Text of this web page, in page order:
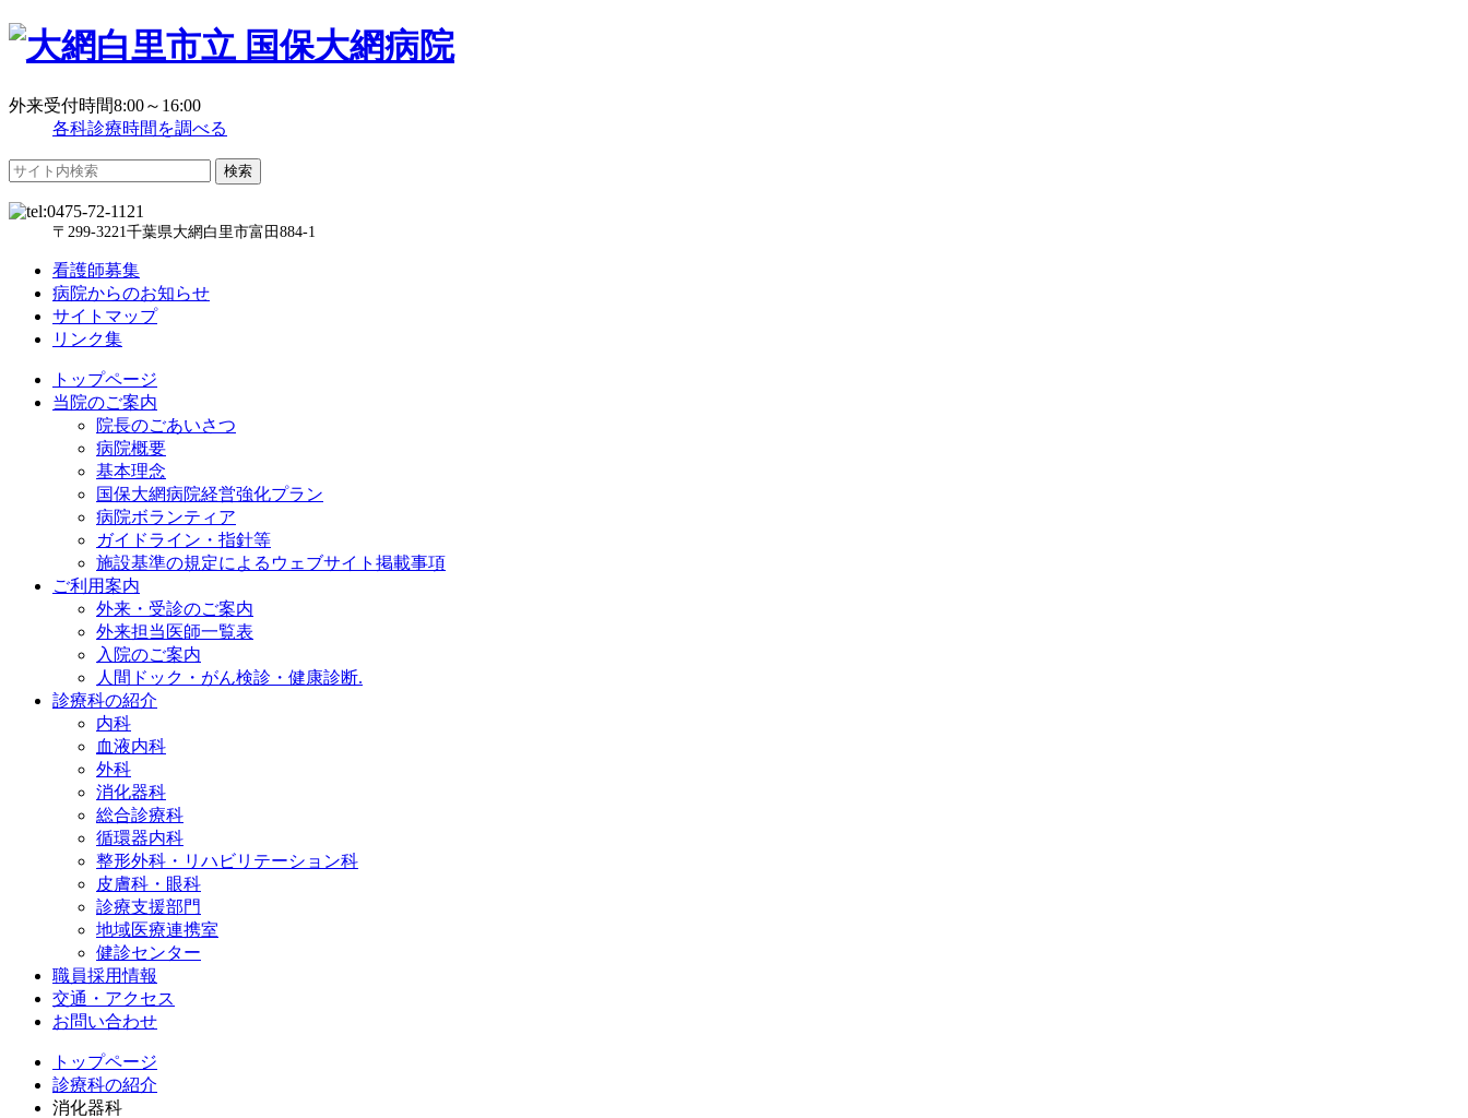
外来受付時間8:00～16:00
各科診療時間を調べる
〒299-3221千葉県大網白里市富田884-1
看護師募集
病院からのお知らせ
サイトマップ
リンク集
トップページ
当院のご案内
院長のごあいさつ
病院概要
基本理念
国保大網病院経営強化プラン
病院ボランティア
ガイドライン・指針等
施設基準の規定によるウェブサイト掲載事項
ご利用案内
外来・受診のご案内
外来担当医師一覧表
入院のご案内
人間ドック・がん検診・健康診断.
診療科の紹介
内科
血液内科
外科
消化器科
総合診療科
循環器内科
整形外科・リハビリテーション科
皮膚科・眼科
診療支援部門
地域医療連携室
健診センター
職員採用情報
交通・アクセス
お問い合わせ
トップページ
診療科の紹介
消化器科